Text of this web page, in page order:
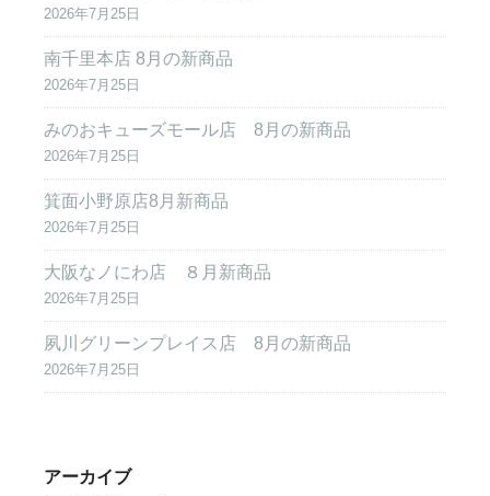
2026年7月25日
南千里本店 8月の新商品
2026年7月25日
みのおキューズモール店 8月の新商品
2026年7月25日
箕面小野原店8月新商品
2026年7月25日
大阪なノにわ店 ８月新商品
2026年7月25日
夙川グリーンプレイス店 8月の新商品
2026年7月25日
アーカイブ